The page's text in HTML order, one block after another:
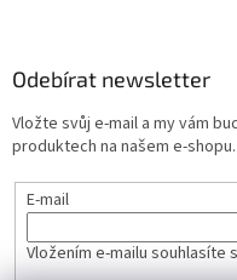
Odebírat newsletter
Vložte svůj e-mail a my vám
produktech na našem e-shopu.
E-mail
Vložením e-mailu souhlasíte s